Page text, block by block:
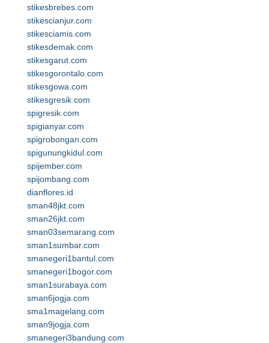
stikesbrebes.com
stikescianjur.com
stikesciamis.com
stikesdemak.com
stikesgarut.com
stikesgorontalo.com
stikesgowa.com
stikesgresik.com
spigresik.com
spigianyar.com
spigrobongan.com
spigunungkidul.com
spijember.com
spijombang.com
dianflores.id
sman48jkt.com
sman26jkt.com
sman03semarang.com
sman1sumbar.com
smanegeri1bantul.com
smanegeri1bogor.com
sman1surabaya.com
sman6jogja.com
sma1magelang.com
sman9jogja.com
smanegeri3bandung.com